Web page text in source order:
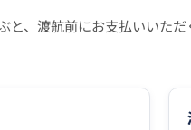
と、渡航前にお支払いいた